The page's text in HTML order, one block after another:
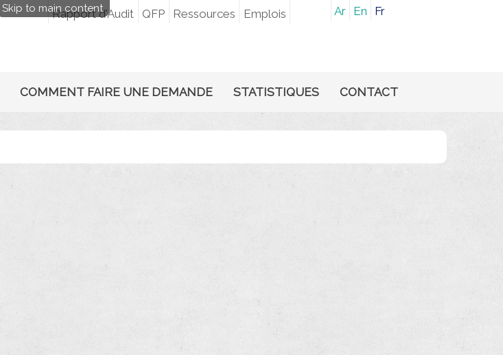
Skip to main content
Rapport d'Audit QFP Ressources Emplois Ar En Fr
COMMENT FAIRE UNE DEMANDE STATISTIQUES CONTACT